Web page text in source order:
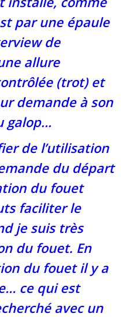
par une épaule
de
allure
(trot) et
demande à son
galop…
de l’utilisation
du départ
du fouet
faciliter le
je suis très
du fouet. En
du fouet il y a
ce qui est
avec un